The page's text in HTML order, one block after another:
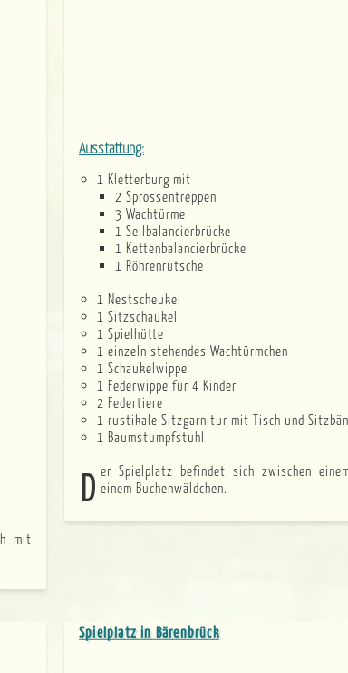
Ausstattung:
1 Kletterburg mit
2 Sprossentreppen
3 Wachtürme
1 Seilbalancierbrücke
1 Kettenbalancierbrücke
1 Röhrenrutsche
1 Nestscheukel
1 Sitzschaukel
1 Spielhütte
1 einzeln stehendes Wachtürmchen
1 Schaukelwippe
1 Federwippe für 4 Kinder
2 Federtiere
1 rustikale Sitzgarnitur mit Tisch und
1 Baumstumpfstuhl
Der Spielplatz befindet sich zwischen einem großen Dorfteich und einem Buchenwäldchen.
Spielplatz in Bärenbrück